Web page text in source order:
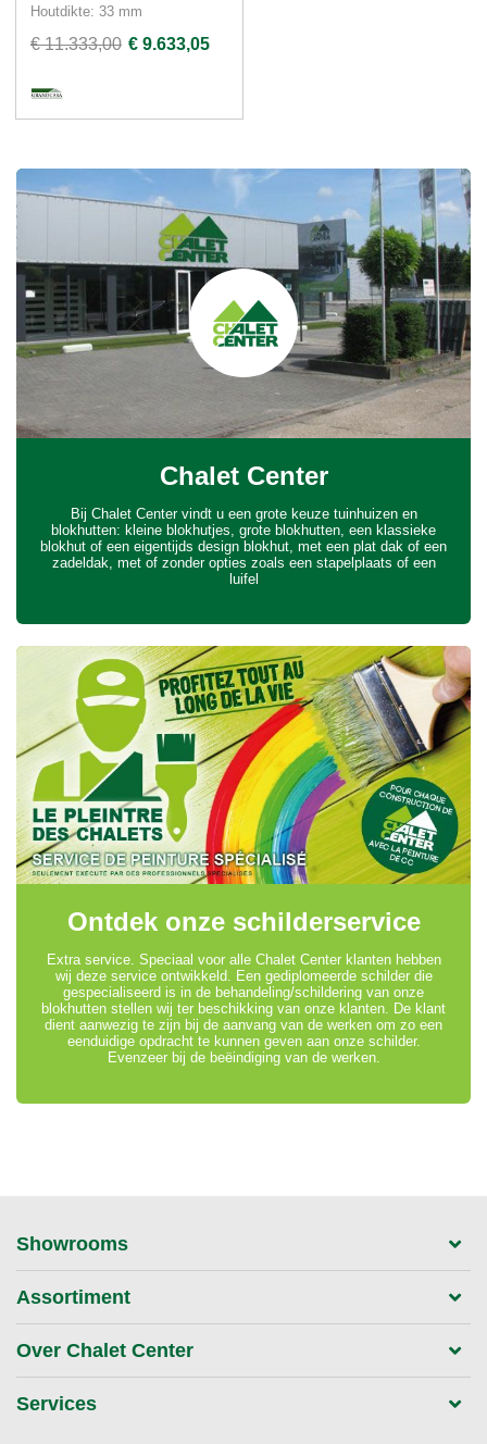
Houtdikte: 33 mm
€ 11.333,00 € 9.633,05
Chalet Center
Bij Chalet Center vindt u een grote keuze tuinhuizen en
blokhutten: kleine blokhutjes, grote blokhutten, een klassieke
blokhut of een eigentijds design blokhut, met een plat dak of een
zadeldak, met of zonder opties zoals een stapelplaats of een
luifel
Ontdek onze schilderservice
Extra service. Speciaal voor alle Chalet Center klanten hebben
wij deze service ontwikkeld. Een gediplomeerde schilder die
gespecialiseerd is in de behandeling/schildering van onze
blokhutten stellen wij ter beschikking van onze klanten. De klant
dient aanwezig te zijn bij de aanvang van de werken om zo een
eenduidige opdracht te kunnen geven aan onze schilder.
Evenzeer bij de beëindiging van de werken.
Showrooms
Assortiment
Over Chalet Center
Services